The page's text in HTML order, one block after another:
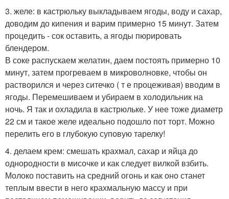
3. желе: в кастрюльку выкладываем ягоды, воду и сахар,
доводим до кипения и варим примерно 15 минут. Затем
процедить - сок оставить, а ягоды пюрировать
блендером.
В соке распускаем желатин, даем постоять примерно 10
минут, затем прогреваем в микроволновке, чтобы он
растворился и через ситечко ( т е процеживая) вводим в
ягоды. Перемешиваем и убираем в холодильник на
ночь. Я так и охладила в кастрюльке. У нее тоже диаметр
22 см и такое желе идеально подошло пот торт. Можно
перелить его в глубокую суповую тарелку!
4. делаем крем: смешать крахмал, сахар и яйца до
однородности в мисочке и как следует вилкой взбить.
Молоко поставить на средний огонь и как оно станет
теплым ввести в него крахмальную массу и при